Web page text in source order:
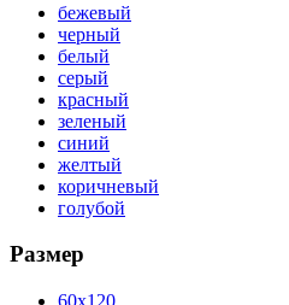
бежевый
черный
белый
серый
красный
зеленый
синий
желтый
коричневый
голубой
Размер
60x120